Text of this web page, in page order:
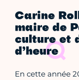
Carine
maire de
culture et
d’heure
En cette année